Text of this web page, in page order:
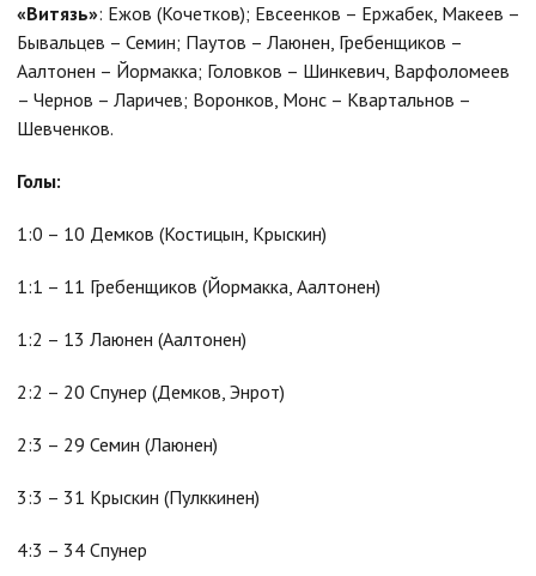
«Витязь»: Ежов (Кочетков); Евсеенков – Ержабек, Макеев –
Бывальцев – Семин; Паутов – Лаюнен, Гребенщиков –
Аалтонен – Йормакка; Головков – Шинкевич, Варфоломеев
– Чернов – Ларичев; Воронков, Монс – Квартальнов –
Шевченков.
Голы:
1:0 – 10 Демков (Костицын, Крыскин)
1:1 – 11 Гребенщиков (Йормакка, Аалтонен)
1:2 – 13 Лаюнен (Аалтонен)
2:2 – 20 Спунер (Демков, Энрот)
2:3 – 29 Семин (Лаюнен)
3:3 – 31 Крыскин (Пулккинен)
4:3 – 34 Спунер